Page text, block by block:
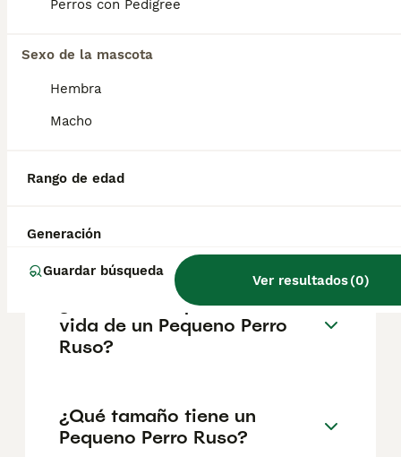
Perros con Pedigree
Sexo de la mascota
Hembra
Macho
Rango de edad
Generación
Guardar búsqueda
Ver resultados(0)
¿Cómo es el carácter de
Pequeno Perro Ruso?
Pequeno Perro Ruso?
¿Cuál es la esperanza de
vida de un Pequeno Perro
Ruso?
¿Qué tamaño tiene un
Pequeno Perro Ruso?